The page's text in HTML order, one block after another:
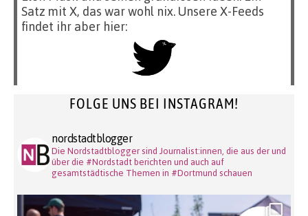
Satz mit X, das war wohl nix. Unsere X-Feeds
findet ihr aber hier:
FOLGE UNS BEI INSTAGRAM!
nordstadtblogger
Die Nordstadtblogger sind Journalist:innen, die aus der und
über die #Nordstadt berichten und auch auf
gesamtstädtische Themen in #Dortmund schauen